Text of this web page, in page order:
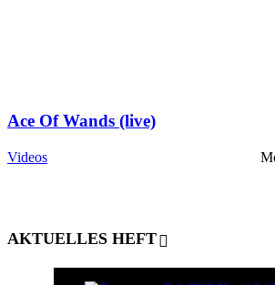
Ace Of Wands (live)
Videos
AKTUELLES HEFT